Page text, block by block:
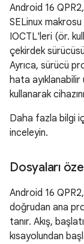
Android 16
SELinux makrosu
IOCTL'leri (ör.
çekirdek
Ayrıca, sürücü
hata ayıklanabilir
kullanarak
Daha fazla bilgi
inceleyin.
Dosyaları
Android 16
doğrudan ana
tanır. Akış,
kısayolundan